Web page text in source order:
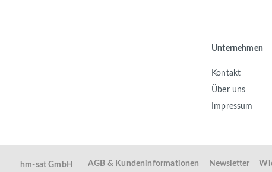
Unternehmen
Kontakt
Über uns
Impressum
hm-sat GmbH AGB & Kundeninformationen Newsletter